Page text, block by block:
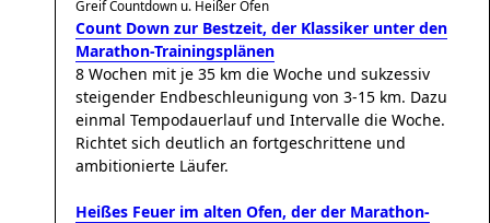
Greif Countdown u. Heißer Ofen
Count Down zur Bestzeit, der Klassiker unter den
Marathon-Trainingsplänen
8 Wochen mit je 35 km die Woche und sukzessiv
steigender Endbeschleunigung von 3-15 km. Dazu
einmal Tempodauerlauf und Intervalle die Woche.
Richtet sich deutlich an fortgeschrittene und
ambitionierte Läufer.
Heißes Feuer im alten Ofen, der der Marathon-